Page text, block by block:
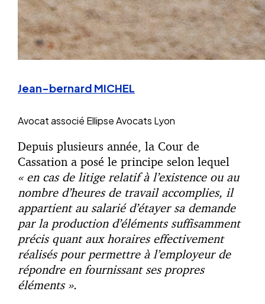
Jean-bernard MICHEL
Avocat associé Ellipse Avocats Lyon
Depuis plusieurs année, la Cour de
Cassation a posé le principe selon lequel
« en cas de litige relatif à l’existence ou au
nombre d’heures de travail accomplies, il
appartient au salarié d’étayer sa demande
par la production d’éléments suffisamment
précis quant aux horaires effectivement
réalisés pour permettre à l’employeur de
répondre en fournissant ses propres
éléments ».